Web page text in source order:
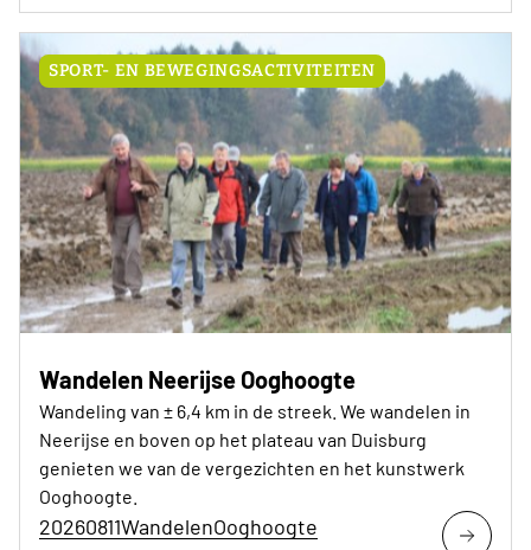
SPORT- EN BEWEGINGSACTIVITEITEN
Wandelen Neerijse Ooghoogte
Wandeling van ± 6,4 km in de streek. We wandelen in
Neerijse en boven op het plateau van Duisburg
genieten we van de vergezichten en het kunstwerk
Ooghoogte.
20260811WandelenOoghoogte